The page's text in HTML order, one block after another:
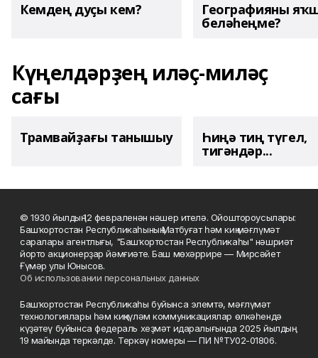
Кемдең дуҫы кем? Географияны
беләһеңме?
Күңелдәрҙең иләҫ-миләҫ
сағы
Трамвайҙағы танышыу Һиңә тиң түгел,
тигәндәр...
© 1930 йылдың 12 февраленән нәшер ителә. Ойоштороусылары:
Башҡортостан Республикаһының Матбуғат һәм киң мәғлүмәт
саралары агентлығы, "Башҡортостан Республикаһы" нәшриәт
йорто акционерҙар йәмғиәте. Баш мөхәррире — Мирсәйет
Ғүмәр улы Юнысов.
Об использовании персональных данных
Башҡортостан Республикаһы буйынса элемтә, мәғлүмәт
технологиялары һәм киңкүләм коммуникациялар өлкәһендә
күҙәтеү буйынса федераль хеҙмәт идаралығында 2025 йылдың
19 майында теркәлде. Теркәү номеры — ПИ №ТУ02-01806.